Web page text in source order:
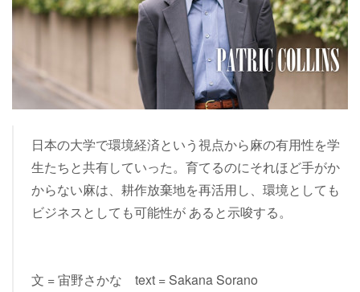
日本の大学で環境経済という視点から麻の有用性を学
生たちと共有していった。育てるのにそれほど手がか
からない麻は、耕作放棄地を再活用し、環境としても
ビジネスとしても可能性が あると示唆する。
文 = 宙野さかな text = Sakana Sorano